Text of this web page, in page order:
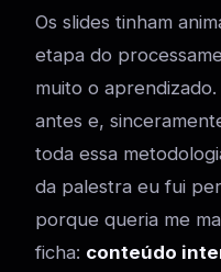
Os slides tinham
etapa do
muito o
antes e,
toda essa
da palestra eu fui
porque queria me
ficha: conteúdo